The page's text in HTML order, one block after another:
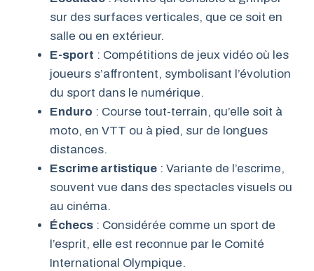
sur des surfaces verticales, que ce soit en
salle ou en extérieur.
E-sport : Compétitions de jeux vidéo où les
joueurs s’affrontent, symbolisant l’évolution
du sport dans le numérique.
Enduro : Course tout-terrain, qu’elle soit à
moto, en VTT ou à pied, sur de longues
distances.
Escrime artistique : Variante de l’escrime,
souvent vue dans des spectacles visuels ou
au cinéma.
Échecs : Considérée comme un sport de
l’esprit, elle est reconnue par le Comité
International Olympique.